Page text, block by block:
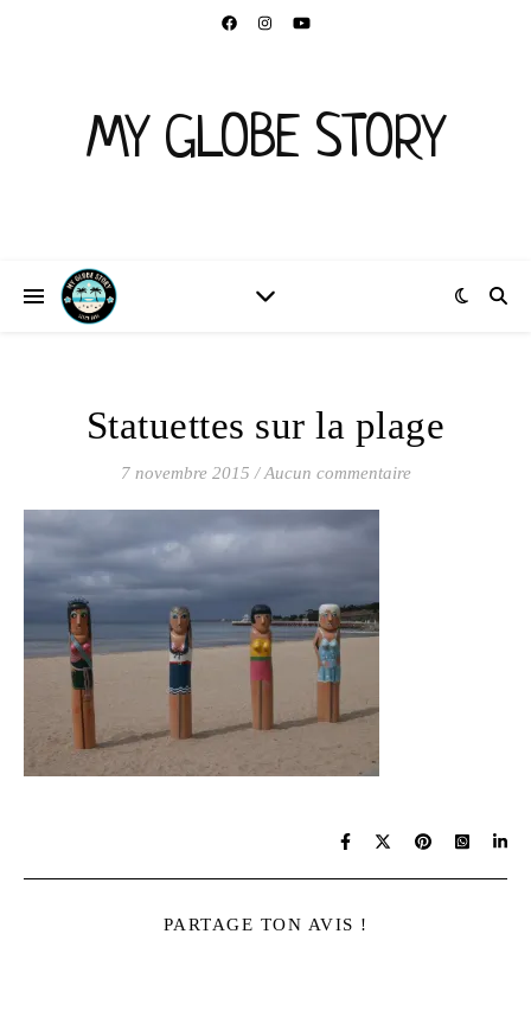
MY GLOBE STORY
Statuettes sur la plage
7 novembre 2015 / Aucun commentaire
PARTAGE TON AVIS !